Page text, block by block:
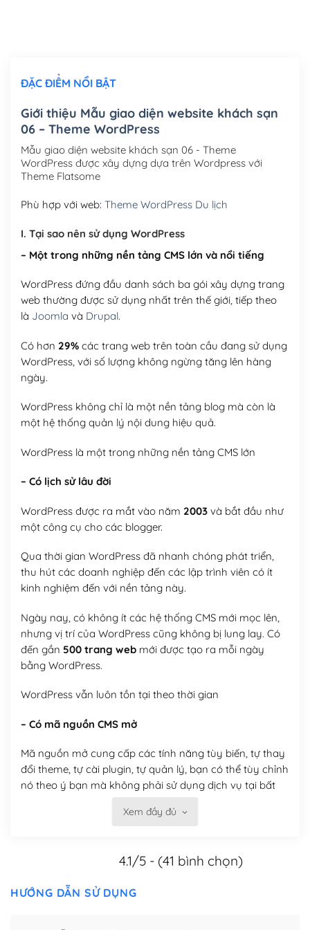
Mua thêm Host + Tên miền
Tên miền quốc tế .com .net .org (1 năm)
Tên miền Việt Nam .vn (1 năm)
Hosting 2GB SSD (1 năm)(+450,000₫)
Hosting 5GB SSD (1 năm) (+650,000₫)
Hosting 8GB SSD (1 năm) (+950,000₫)
ĐẶC ĐIỂM NỔI BẬT
Giới thiệu Mẫu giao diện website khách sạn
06 – Theme WordPress
Mẫu giao diện website khách sạn 06 - Theme
WordPress được xây dựng dựa trên Wordpress với
Theme Flatsome
Phù hợp với web: Theme WordPress Du lịch
I. Tại sao nên sử dụng WordPress
– Một trong những nền tảng CMS lớn và nổi tiếng
WordPress đứng đầu danh sách ba gói xây dựng trang
web thường được sử dụng nhất trên thế giới, tiếp theo
là Joomla và Drupal.
Có hơn 29%các trang web trên toàn cầu đang sử dụng
WordPress, với số lượng không ngừng tăng lên hàng
ngày.
WordPress không chỉ là một nền tảng blog mà còn là
một hệ thống quản lý nội dung hiệu quả.
WordPress là một trong những nền tảng CMS lớn
– Có lịch sử lâu đời
WordPress được ra mắt vào năm 2003và bắt đầu như
một công cụ cho các blogger.
Qua thời gian WordPress đã nhanh chóng phát triển,
thu hút các doanh nghiệp đến các lập trình viên có ít
kinh nghiệm đến với nền tảng này.
Ngày nay, có không ít các hệ thống CMS mới mọc lên,
nhưng vị trí của WordPress cũng không bị lung lay. Có
đến gần 500 trang webmới được tạo ra mỗi ngày
bằng WordPress.
WordPress vẫn luôn tồn tại theo thời gian
– Có mã nguồn CMS mở
Mã nguồn mở cung cấp các tính năng tùy biến, tự thay
đổi theme, tự cài plugin, tự quản lý, bạn có thể tùy chỉnh
nó theo ý bạn mà không phải sử dụng dịch vụ tại bất
Xem đầy đủ
4.1/5 - (41 bình chọn)
HƯỚNG DẪN SỬ DỤNG